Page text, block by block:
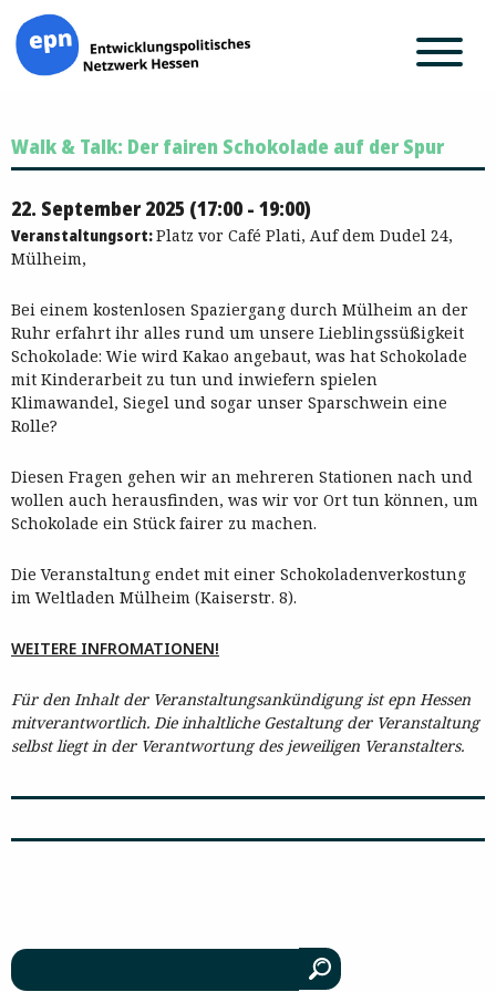
Inhalt
springen
Walk & Talk: Der fairen Schokolade auf der Spur
22. September 2025 (17:00 - 19:00)
Veranstaltungsort:Platz vor Café Plati, Auf dem Dudel 24,
Mülheim,
Bei einem kostenlosen Spaziergang durch Mülheim an der
Ruhr erfahrt ihr alles rund um unsere Lieblingssüßigkeit
Schokolade: Wie wird Kakao angebaut, was hat Schokolade
mit Kinderarbeit zu tun und inwiefern spielen
Klimawandel, Siegel und sogar unser Sparschwein eine
Rolle?
Diesen Fragen gehen wir an mehreren Stationen nach und
wollen auch herausfinden, was wir vor Ort tun können, um
Schokolade ein Stück fairer zu machen.
Die Veranstaltung endet mit einer Schokoladenverkostung
im Weltladen Mülheim (Kaiserstr. 8).
WEITERE INFROMATIONEN!
Für den Inhalt der Veranstaltungsankündigung ist epn Hessen
mitverantwortlich. Die inhaltliche Gestaltung der Veranstaltung
selbst liegt in der Verantwortung des jeweiligen Veranstalters.